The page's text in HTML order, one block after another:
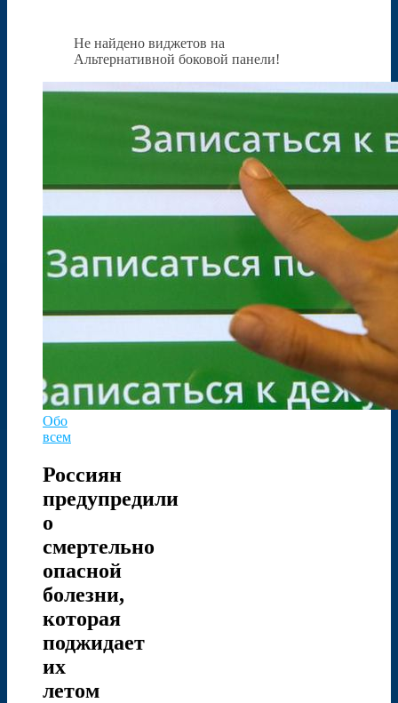
Не найдено виджетов на
Альтернативной боковой панели!
Обо
всем
Россиян
предупредили
о
смертельно
опасной
болезни,
которая
поджидает
их
летом